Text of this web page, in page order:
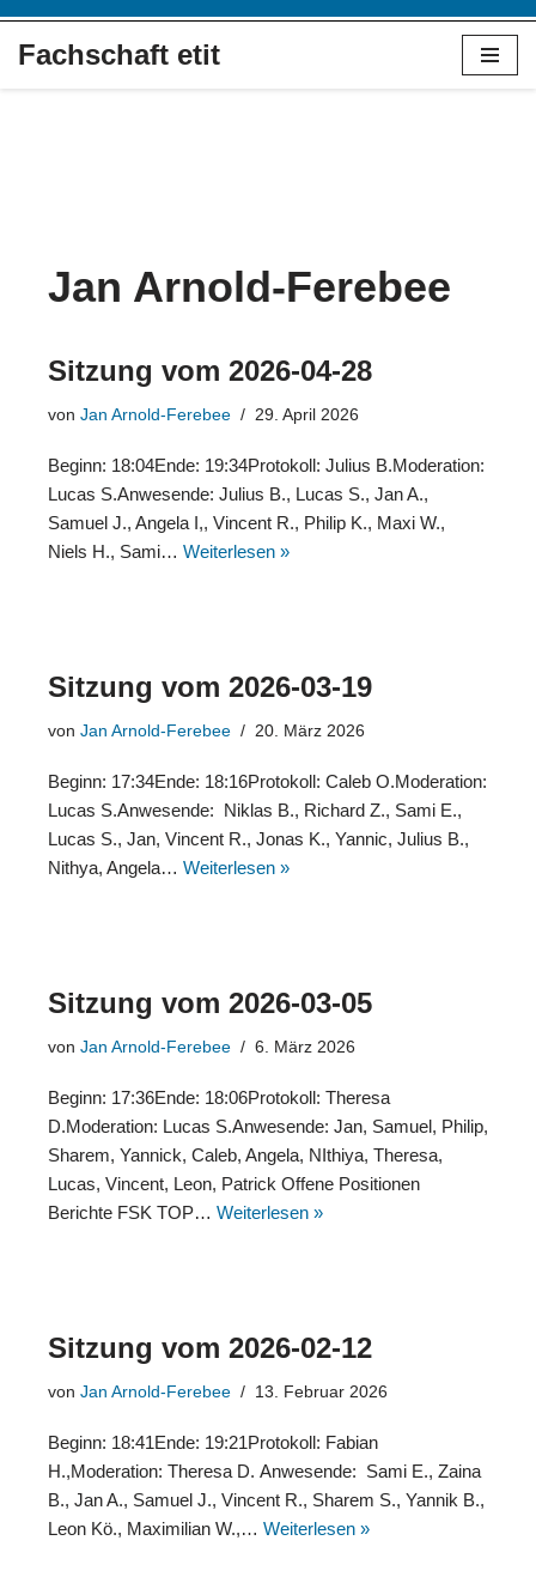
Fachschaft etit
Jan Arnold-Ferebee
Sitzung vom 2026-04-28
von Jan Arnold-Ferebee 29. April 2026
Beginn: 18:04Ende: 19:34Protokoll: Julius B.Moderation:
Lucas S.Anwesende: Julius B., Lucas S., Jan A.,
Samuel J., Angela I,, Vincent R., Philip K., Maxi W.,
Niels H., Sami… Weiterlesen »
Sitzung vom 2026-03-19
von Jan Arnold-Ferebee 20. März 2026
Beginn: 17:34Ende: 18:16Protokoll: Caleb O.Moderation:
Lucas S.Anwesende: Niklas B., Richard Z., Sami E.,
Lucas S., Jan, Vincent R., Jonas K., Yannic, Julius B.,
Nithya, Angela… Weiterlesen »
Sitzung vom 2026-03-05
von Jan Arnold-Ferebee 6. März 2026
Beginn: 17:36Ende: 18:06Protokoll: Theresa
D.Moderation: Lucas S.Anwesende: Jan, Samuel, Philip,
Sharem, Yannick, Caleb, Angela, NIthiya, Theresa,
Lucas, Vincent, Leon, Patrick Offene Positionen
Berichte FSK TOP… Weiterlesen »
Sitzung vom 2026-02-12
von Jan Arnold-Ferebee 13. Februar 2026
Beginn: 18:41Ende: 19:21Protokoll: Fabian
H.,Moderation: Theresa D. Anwesende: Sami E., Zaina
B., Jan A., Samuel J., Vincent R., Sharem S., Yannik B.,
Leon Kö., Maximilian W.,… Weiterlesen »